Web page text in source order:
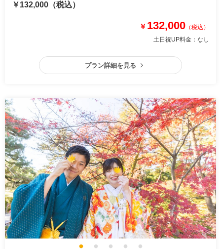
￥132,000（税込）
￥ 132,000 （税込）
土日祝UP料金： なし
プラン詳細を見る